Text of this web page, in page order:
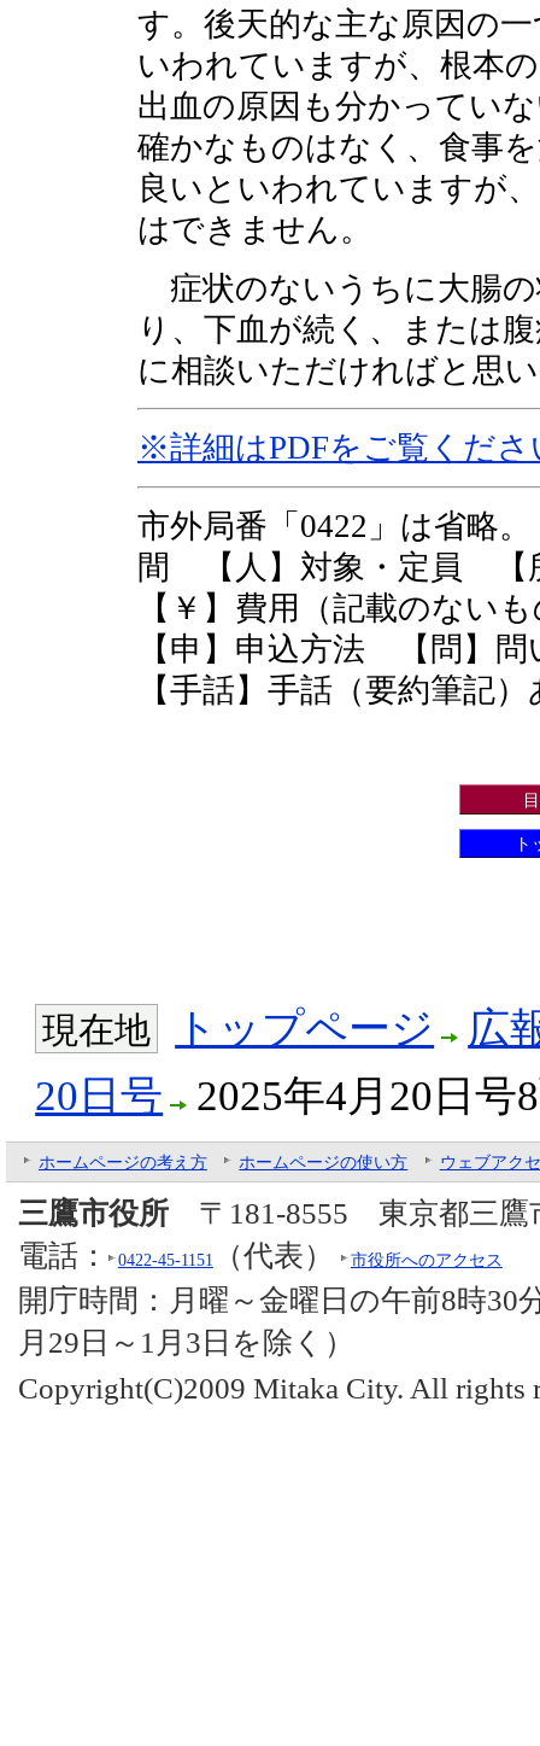
す。後天的な主な原因の
いわれていますが、根本
出血の原因も分かってい
確かなものはなく、食事
良いといわれていますが
はできません。
症状のないうちに大腸
り、下血が続く、または
に相談いただければと思
※詳細はPDFをご覧くださ
市外局番「0422」は省略
間 【人】対象・定員
【￥】費用（記載のな
【申】申込方法 【問】
【手話】手話（要約筆記
ト
現在地 トップページ
広
20日号
2025年4月20日号
ホームページの考え方 ホームページの使い方 ウェブアク
三鷹市役所〒181-8555 東京都三鷹
電話：
0422-45-1151 （代表） 市役所へのアクセス
開庁時間：月曜～金曜日の午前8時30
月29日～1月3日を除く）
Copyright(C)2009 Mitaka City. All rights